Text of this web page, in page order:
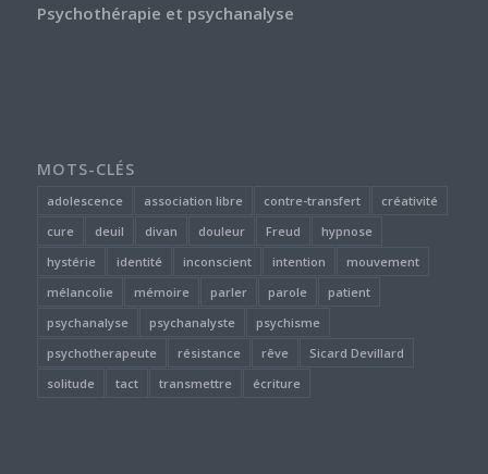
Psychothérapie et psychanalyse
MOTS-CLÉS
adolescence association libre contre-transfert
créativité
cure
deuil divan douleur Freud
hypnose
hystérie
identité inconscient intention
mouvement
mélancolie
mémoire parler parole
patient
psychanalyse
psychanalyste
psychisme
psychotherapeute
résistance rêve
Sicard Devillard
solitude
tact transmettre écriture